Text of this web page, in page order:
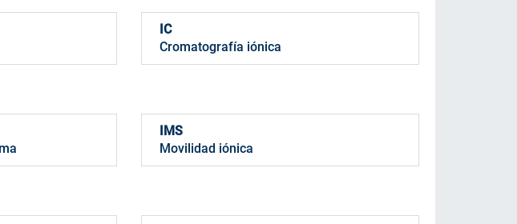
IC
Cromatografía iónica
IMS
Movilidad iónica